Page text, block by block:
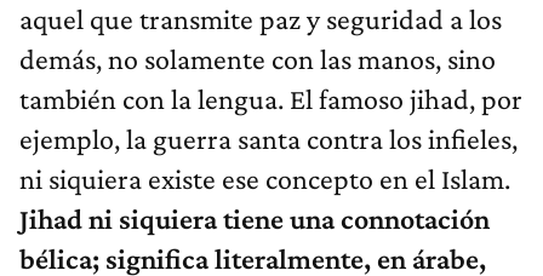
aquel que transmite paz y seguridad a los
demás, no solamente con las manos, sino
también con la lengua. El famoso jihad, por
ejemplo, la guerra santa contra los infieles,
ni siquiera existe ese concepto en el Islam.
Jihad ni siquiera tiene una connotación
bélica; significa literalmente, en árabe,